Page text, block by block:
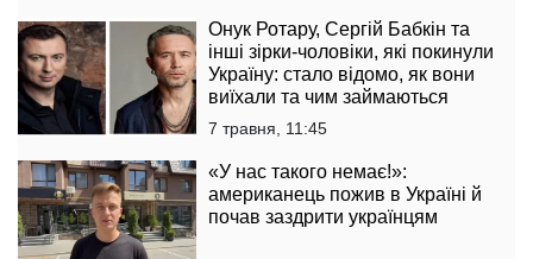
Онук Ротару, Сергій Бабкін та
інші зірки-чоловіки, які покинули
Україну: стало відомо, як вони
виїхали та чим займаються
7 травня, 11:45
«У нас такого немає!»:
американець пожив в Україні й
почав заздрити українцям